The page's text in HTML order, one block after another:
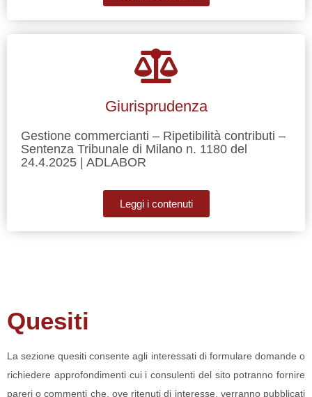
Giurisprudenza
Gestione commercianti – Ripetibilità contributi –
Sentenza Tribunale di Milano n. 1180 del
24.4.2025 | ADLABOR
Leggi i contenuti
Quesiti
La sezione quesiti consente agli interessati di formulare domande o
richiedere approfondimenti cui i consulenti del sito potranno fornire
pareri o commenti che, ove ritenuti di interesse, verranno pubblicati